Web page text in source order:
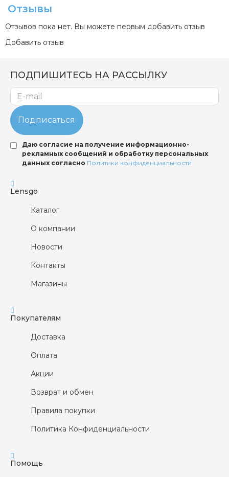
Отзывы
Отзывов пока нет. Вы можете первым добавить отзыв
Добавить отзыв
ПОДПИШИТЕСЬ НА РАССЫЛКУ
Подписаться
Даю согласие на получение информационно-
рекламных сообщений и обработку персональных
данных согласно Политики конфиденциальности
Lensgo
Каталог
О компании
Новости
Контакты
Магазины
Покупателям
Доставка
Оплата
Акции
Возврат и обмен
Правила покупки
Политика Конфиденциальности
Помощь